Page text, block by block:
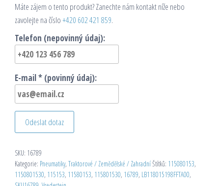
Máte zájem o tento produkt? Zanechte nám kontakt níže nebo
zavolejte na číslo+420 602 421 859.
Telefon (nepovinný údaj):
E-mail * (povinný údaj):
Odeslat dotaz
SKU: 16789
Kategorie: Pneumatiky, Traktorové / Zemědělské / ZahradníŠtítků: 115080153,
1150801530, 115153, 11580153, 115801530, 16789, LB118015198FFTA00,